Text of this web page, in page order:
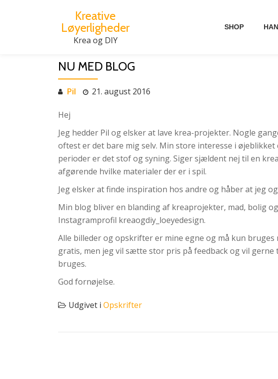
Kreative
Løyerligheder
Krea og DIY
SHOP
NU MED BLOG
Pil 21. august 2016
Hej
Jeg hedder Pil og elsker at lave krea-projekter. Nogle
oftest er det bare mig selv. Min store interesse i
perioder er det stof og syning. Siger sjældent nej til en
afgørende hvilke materialer der er i spil.
Jeg elsker at finde inspiration hos andre og håber at jeg
Min blog bliver en blanding af kreaprojekter, mad, bolig
Instagramprofil kreaogdiy_loeyedesign.
Alle billeder og opskrifter er mine egne og må kun
gratis, men jeg vil sætte stor pris på feedback og vil
bruges.
God fornøjelse.
Udgivet i Opskrifter